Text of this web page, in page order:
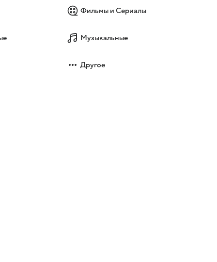
Фильмы и Сериалы
Музыкальные
Другое